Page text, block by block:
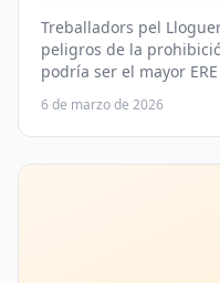
Treballadors pel
peligros de la
podría ser el mayor
Demanda una
a los trabajadores como
6 de marzo de 2026